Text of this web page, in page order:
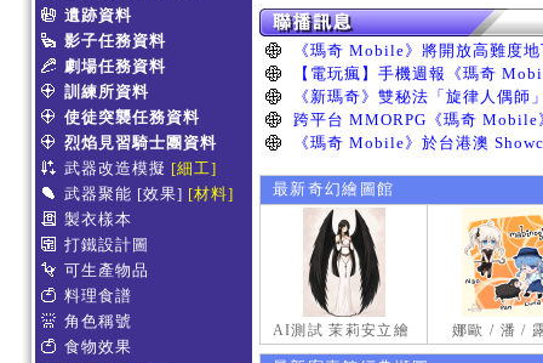
遺跡資料
影子任務資料
劇場任務資料
訓練所資料
使徒突襲任務資料
烈焰見習騎士團資料
武器改造模擬 [細工]
武器聚能 [效果] [材料]
製衣樣本
打鐵設計圖
可生產物品
料理食譜
角色稱號
食物效果
最新奇幻繪圖館
AI測試 茉莉安立繪 娜歐 / 潘 /